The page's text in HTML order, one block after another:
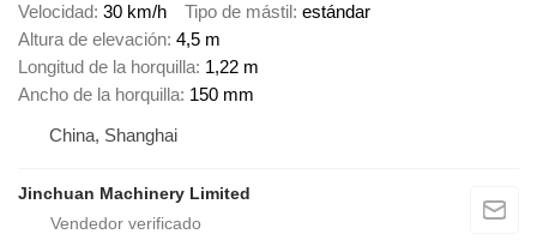
Velocidad 30 km/h Tipo de mástil estándar
Altura de elevación 4,5 m
Longitud de la horquilla 1,22 m
Ancho de la horquilla 150 mm
China, Shanghai
Jinchuan Machinery Limited